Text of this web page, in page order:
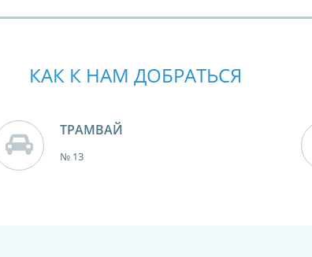
КАК К НАМ ДОБРАТЬСЯ
ТРАМВАЙ
№ 13